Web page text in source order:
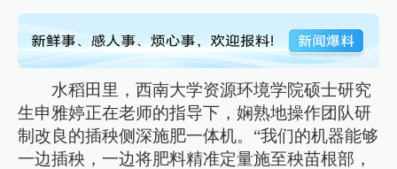
水稻田里，西南大学资源环境学院硕士研究
生申雅婷正在老师的指导下，娴熟地操作团队研
制改良的插秧侧深施肥一体机。“我们的机器能够
一边插秧，一边将肥料精准定量施至秧苗根部，